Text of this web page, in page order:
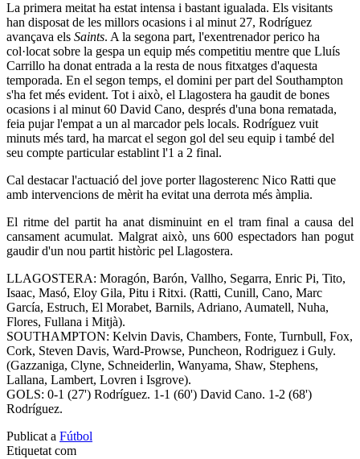
La primera meitat ha estat intensa i bastant igualada. Els visitants
han disposat de les millors ocasions i al minut 27, Rodríguez
avançava els Saints. A la segona part, l'exentrenador perico ha
col·locat sobre la gespa un equip més competitiu mentre que Lluís
Carrillo ha donat entrada a la resta de nous fitxatges d'aquesta
temporada. En el segon temps, el domini per part del Southampton
s'ha fet més evident. Tot i això, el Llagostera ha gaudit de bones
ocasions i al minut 60 David Cano, després d'una bona rematada,
feia pujar l'empat a un al marcador pels locals. Rodríguez vuit
minuts més tard, ha marcat el segon gol del seu equip i també del
seu compte particular establint l'1 a 2 final.
Cal destacar l'actuació del jove porter llagosterenc Nico Ratti que
amb intervencions de mèrit ha evitat una derrota més àmplia.
El ritme del partit ha anat disminuint en el tram final a causa del
cansament acumulat. Malgrat això, uns 600 espectadors han pogut
gaudir d'un nou partit històric pel Llagostera.
LLAGOSTERA: Moragón, Barón, Vallho, Segarra, Enric Pi, Tito,
Isaac, Masó, Eloy Gila, Pitu i Ritxi. (Ratti, Cunill, Cano, Marc
García, Estruch, El Morabet, Barnils, Adriano, Aumatell, Nuha,
Flores, Fullana i Mitjà).
SOUTHAMPTON: Kelvin Davis, Chambers, Fonte, Turnbull, Fox,
Cork, Steven Davis, Ward-Prowse, Puncheon, Rodriguez i Guly.
(Gazzaniga, Clyne, Schneiderlin, Wanyama, Shaw, Stephens,
Lallana, Lambert, Lovren i Isgrove).
GOLS: 0-1 (27') Rodríguez. 1-1 (60') David Cano. 1-2 (68')
Rodríguez.
Publicat a Fútbol
Etiquetat com